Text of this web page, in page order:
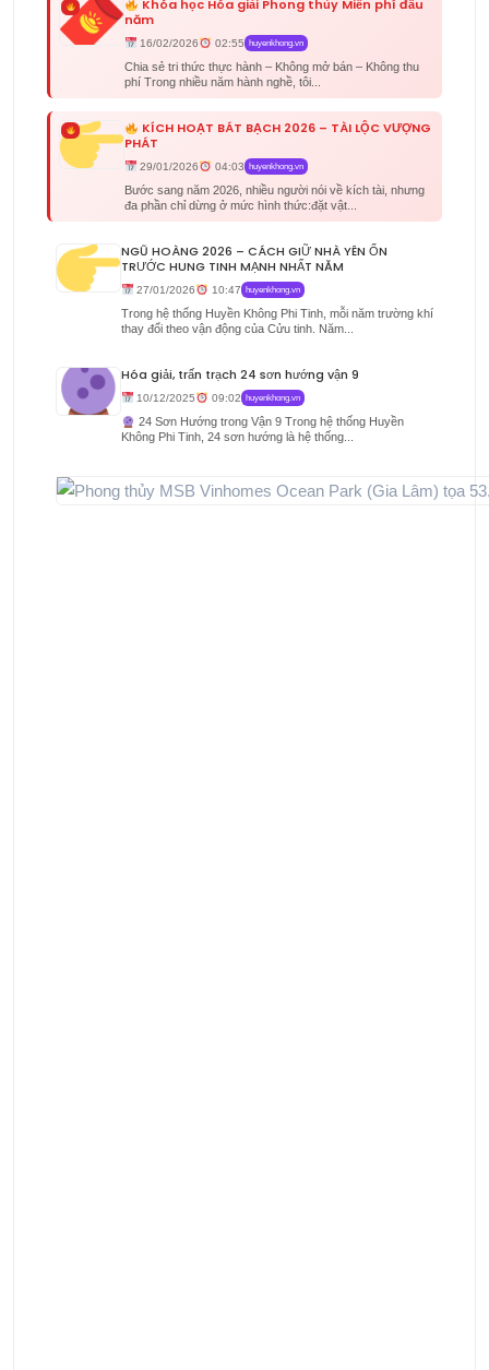
Khóa học Hóa giải Phong thủy Miễn phí đầu
năm
16/02/2026 02:55 huyenkhong.vn
Chia sẻ tri thức thực hành – Không mở bán – Không thu
phí Trong nhiều năm hành nghề, tôi...
KÍCH HOẠT BÁT BẠCH 2026 – TÀI LỘC VƯỢNG
PHÁT
29/01/2026 04:03 huyenkhong.vn
Bước sang năm 2026, nhiều người nói về kích tài, nhưng
đa phần chỉ dừng ở mức hình thức:đặt vật...
NGŨ HOÀNG 2026 – CÁCH GIỮ NHÀ YÊN ỔN
TRƯỚC HUNG TINH MẠNH NHẤT NĂM
27/01/2026 10:47 huyenkhong.vn
Trong hệ thống Huyền Không Phi Tinh, mỗi năm trường khí
thay đổi theo vận động của Cửu tinh. Năm...
Hóa giải, trấn trạch 24 sơn hướng vận 9
10/12/2025 09:02 huyenkhong.vn
24 Sơn Hướng trong Vận 9 Trong hệ thống Huyền
Không Phi Tinh, 24 sơn hướng là hệ thống...